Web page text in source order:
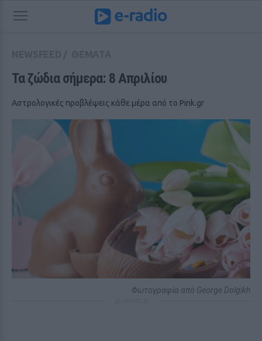
Τα ζώδια σήμερα: 8 Aπριλίου
Αστρολογικές προβλέψεις κάθε μέρα από το Pink.gr
Φωτογραφία από George Dolgikh